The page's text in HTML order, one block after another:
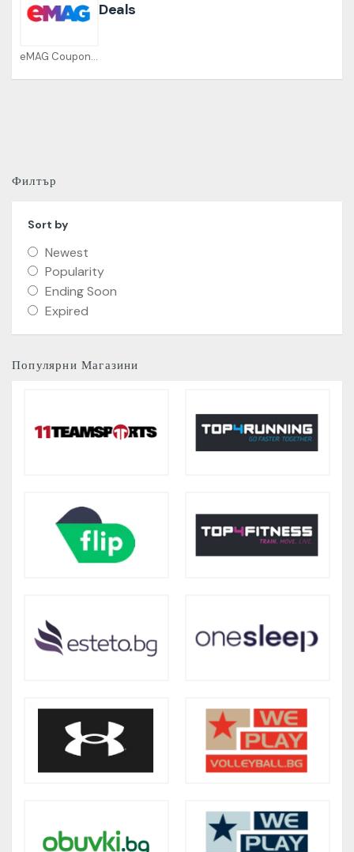
eMAG Coupons
Deals
Филтър
Sort by
Newest
Popularity
Ending Soon
Expired
Популярни Магазини